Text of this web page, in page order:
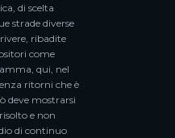
di scelta
strade diverse
ribadite
come
qui, nel
ritorni che è
deve mostrarsi
e non
di continuo